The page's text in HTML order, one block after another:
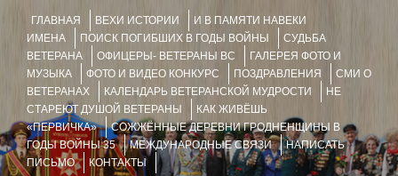
ГЛАВНАЯ ВЕХИ ИСТОРИИ
И В ПАМЯТИ НАВЕКИ
ИМЕНА
ПОИСК ПОГИБШИХ В ГОДЫ ВОЙНЫ
СУДЬБА
ВЕТЕРАНА
ОФИЦЕРЫ- ВЕТЕРАНЫ ВС
ГАЛЕРЕЯ ФОТО И
МУЗЫКА
ФОТО И ВИДЕО КОНКУРС ПОЗДРАВЛЕНИЯ
СМИ О
ВЕТЕРАНАХ
КАЛЕНДАРЬ ВЕТЕРАНСКОЙ МУДРОСТИ
НЕ
СТАРЕЮТ ДУШОЙ ВЕТЕРАНЫ
КАК ЖИВЁШЬ
«ПЕРВИЧКА»
СОЖЖЁННЫЕ ДЕРЕВНИ ГРОДНЕНЩИНЫ В
ГОДЫ ВОЙНЫ 35
МЕЖДУНАРОДНЫЕ СВЯЗИ
НАПИСАТЬ
ПИСЬМО
КОНТАКТЫ